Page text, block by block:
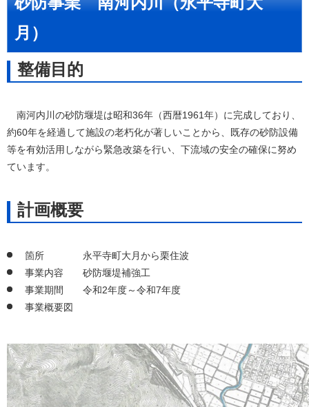
月）
整備目的
南河内川の砂防堰堤は昭和36年（西暦1961年）に完成しており、
約60年を経過して施設の老朽化が著しいことから、既存の砂防設備
等を有効活用しながら緊急改築を行い、下流域の安全の確保に努め
ています。
計画概要
箇所 永平寺町大月から栗住波
事業内容 砂防堰堤補強工
事業期間 令和2年度～令和7年度
事業概要図